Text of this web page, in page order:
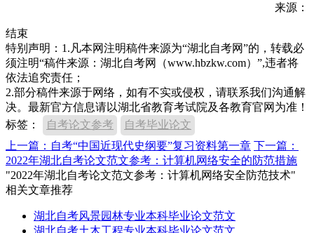
来源：
结束
特别声明：1.凡本网注明稿件来源为“湖北自考网”的，转载必
须注明“稿件来源：湖北自考网（www.hbzkw.com）”,违者将
依法追究责任；
2.部分稿件来源于网络，如有不实或侵权，请联系我们沟通解
决。最新官方信息请以湖北省教育考试院及各教育官网为准！
标签：
自考论文参考
自考毕业论文
上一篇：自考“中国近现代史纲要”复习资料第一章 下一篇：
2022年湖北自考论文范文参考：计算机网络安全的防范措施
"2022年湖北自考论文范文参考：计算机网络安全防范技术"
相关文章推荐
湖北自考风景园林专业本科毕业论文范文
湖北自考土木工程专业本科毕业论文范文